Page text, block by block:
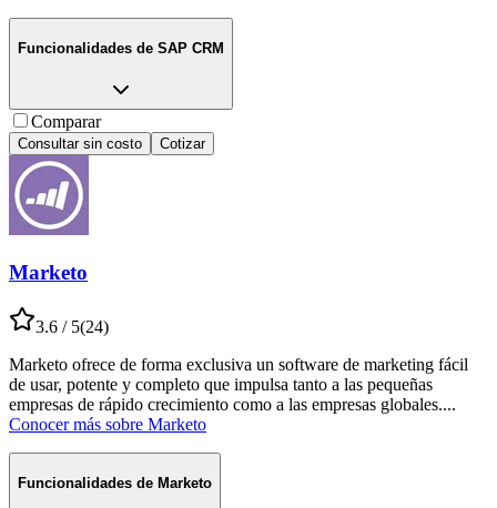
Funcionalidades de SAP CRM
Comparar
Consultar sin costo Cotizar
Marketo
3.6 / 5(24)
Marketo ofrece de forma exclusiva un software de marketing fácil
de usar, potente y completo que impulsa tanto a las pequeñas
empresas de rápido crecimiento como a las empresas globales....
Conocer más sobre Marketo
Funcionalidades de Marketo